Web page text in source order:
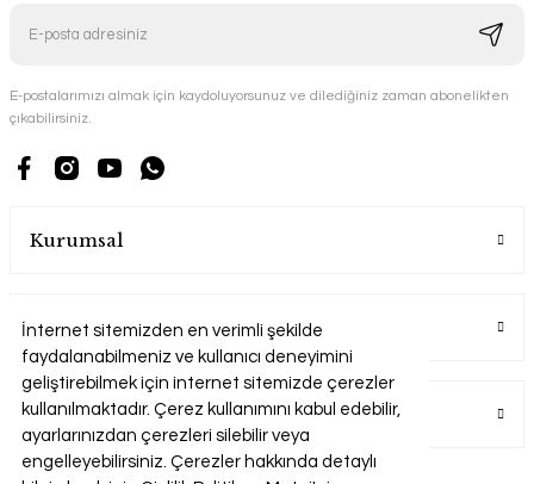
İnternet sitemizden en verimli şekilde
faydalanabilmeniz ve kullanıcı deneyimini
geliştirebilmek için internet sitemizde çerezler
kullanılmaktadır. Çerez kullanımını kabul edebilir,
ayarlarınızdan çerezleri silebilir veya
engelleyebilirsiniz. Çerezler hakkında detaylı
E-postalarımızı almak için kaydoluyorsunuz ve dilediğiniz zaman abonelikten
çıkabilirsiniz.
Kurumsal
Alışveriş
Üyelik